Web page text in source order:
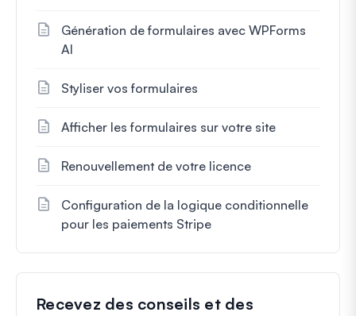
Génération de formulaires avec WPForms
AI
Styliser vos formulaires
Afficher les formulaires sur votre site
Renouvellement de votre licence
Configuration de la logique conditionnelle
pour les paiements Stripe
Recevez des conseils et des